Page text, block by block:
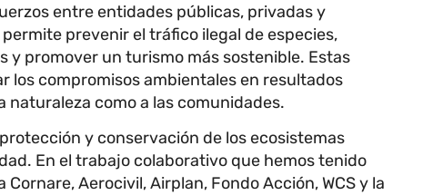
entre entidades públicas, privadas y
prevenir el tráfico ilegal de especies,
y promover un turismo más sostenible. Estas
los compromisos ambientales en resultados
como a las comunidades.
y conservación de los ecosistemas
En el trabajo colaborativo que hemos tenido
Aerocivil, Airplan, Fondo Acción, WCS y la